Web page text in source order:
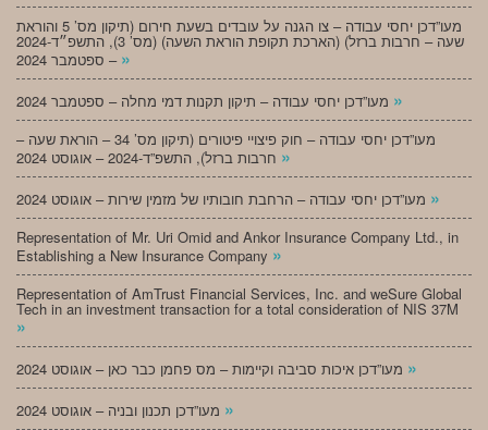
מעו”דכן יחסי עבודה – צו הגנה על עובדים בשעת חירום (תיקון מס’ 5 והוראת
שעה – חרבות ברזל) (הארכת תקופת הוראת השעה) (מס’ 3), התשפ״ד-2024
– ספטמבר 2024 »
»
מעו”דכן יחסי עבודה – חוק פיצויי פיטורים (תיקון מס’ 34 – הוראת שעה –
»
»
Representation of Mr. Uri Omid and Ankor Insurance Company Ltd., in
Establishing a New Insurance Company »
Representation of AmTrust Financial Services, Inc. and weSure Global
Tech in an investment transaction for a total consideration of NIS 37M
»
»
»